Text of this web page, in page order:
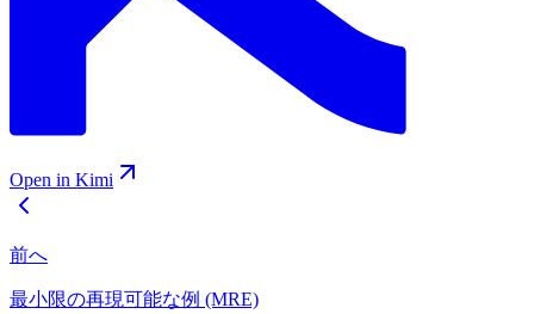
Open in Kimi
前へ
最小限の再現可能な例 (MRE)